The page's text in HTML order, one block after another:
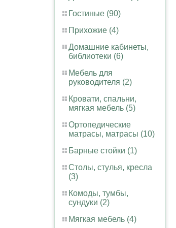
Гостиные (90)
Прихожие (4)
Домашние кабинеты,
библиотеки (6)
Мебель для
руководителя (2)
Кровати, спальни,
мягкая мебель (5)
Ортопедические
матрасы, матрасы (10)
Барные стойки (1)
Столы, стулья, кресла
(3)
Комоды, тумбы,
сундуки (2)
Мягкая мебель (4)